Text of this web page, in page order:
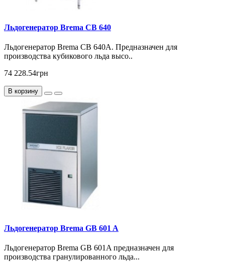
Льдогенератор Brema CB 640
Льдогенератор Brema CB 640А. Предназначен для
производства кубикового льда высо..
74 228.54грн
В корзину
Льдогенератор Brema GB 601 A
Льдогенератор Brema GВ 601A предназначен для
производства гранулированного льда...